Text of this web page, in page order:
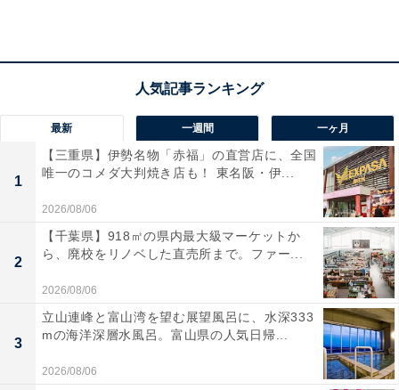
地元の旬が詰まった和食バイキングが評判です。
路島産玉ねぎを使った料理、ドレッシングも美味しくて
大満足でした」「お部屋・温泉・食事会場すべてオーシ
ャンビューで癒されました」という声があがっていま
す。絶景の温泉でリフレッシュしたい人や、朝から新鮮
な海の幸を存分に味わいたい人におすすめの宿です。
【兵庫県の人気ホテル】「有馬温泉 兵衛向陽
閣」が選ばれる理由
最新 一週間 一ヶ月
1
【三重県】伊勢名物「赤福」の直営店に、全国
唯一のコメダ大判焼き店も！ 東名阪・伊...
2026/08/06
2
【千葉県】918㎡の県内最大級マーケットか
ら、廃校をリノベした直売所まで。ファー...
2026/08/06
3
立山連峰と富山湾を望む展望風呂に、水深333
mの海洋深層水風呂。富山県の人気日帰...
2026/08/06